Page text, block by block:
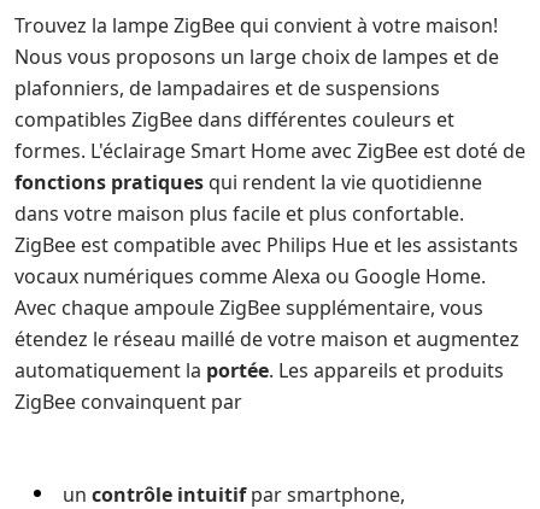
Trouvez la lampe ZigBee qui convient à votre maison!
Nous vous proposons un large choix de lampes et de
plafonniers, de lampadaires et de suspensions
compatibles ZigBee dans différentes couleurs et
formes. L'éclairage Smart Home avec ZigBee est doté de
fonctions pratiquesqui rendent la vie quotidienne
dans votre maison plus facile et plus confortable.
ZigBee est compatible avec Philips Hue et les assistants
vocaux numériques comme Alexa ou Google Home.
Avec chaque ampoule ZigBee supplémentaire, vous
étendez le réseau maillé de votre maison et augmentez
automatiquement la portée. Les appareils et produits
ZigBee convainquent par
un contrôle intuitifpar smartphone,